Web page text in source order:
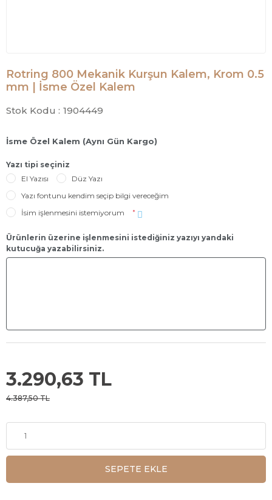
Rotring 800 Mekanik Kurşun Kalem, Krom 0.5
mm | İsme Özel Kalem
Stok Kodu : 1904449
İsme Özel Kalem (Aynı Gün Kargo)
Yazı tipi seçiniz
El Yazısı
Düz Yazı
Yazı fontunu kendim seçip bilgi vereceğim
İsim işlenmesini istemiyorum
*
Ürünlerin üzerine işlenmesini istediğiniz yazıyı yandaki
kutucuğa yazabilirsiniz.
3.290,63 TL
4.387,50 TL
SEPETE EKLE